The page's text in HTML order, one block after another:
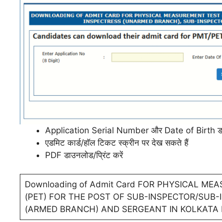
Application Serial Number और Date of Birth
एडमिट कार्ड/हॉल टिकट स्क्रीन पर देख सकते हैं
PDF डाउनलोड/प्रिंट करें
Downloading of Admit Card FOR PHYSICAL
(PET) FOR THE POST OF SUB-INSPECTOR/
(ARMED BRANCH) AND SERGEANT IN